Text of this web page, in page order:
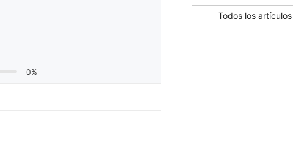
0%
4,84
Todos los artículos